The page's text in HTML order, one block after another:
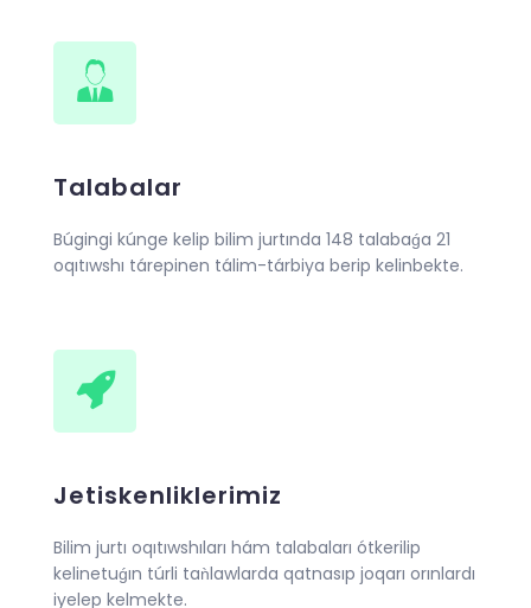
Talabalar
Búgingi kúnge kelip bilim jurtında 148 talabaǵa 21
oqıtıwshı tárepinen tálim-tárbiya berip kelinbekte.
Jetiskenliklerimiz
Bilim jurtı oqıtıwshıları hám talabaları ótkerilip
kelinetuǵın túrli taǹlawlarda qatnasıp joqarı orınlardı
iyelep kelmekte.